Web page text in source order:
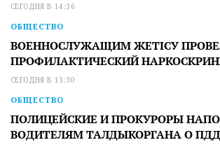
СЕГОДНЯ В 14:36
ОБЩЕСТВО
ВОЕННОСЛУЖАЩИМ ЖЕТІСУ
ПРОФИЛАКТИЧЕСКИЙ
СЕГОДНЯ В 13:30
ОБЩЕСТВО
ПОЛИЦЕЙСКИЕ И ПРОКУРОРЫ
ВОДИТЕЛЯМ ТАЛДЫКОРГАНА О ПДД